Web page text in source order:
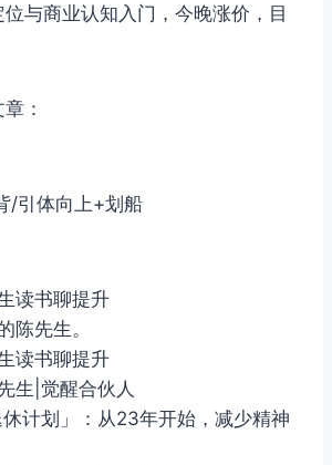
与商业认知入门，今晚涨价，目
：
/引体向上+划船
读书聊提升
陈先生。
读书聊提升
生|觉醒合伙人
休计划」：从23年开始，减少精神